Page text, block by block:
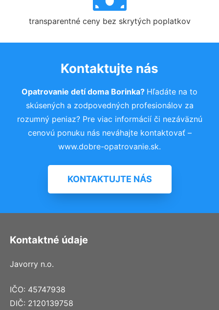
transparentné ceny bez skrytých poplatkov
Kontaktujte nás
Opatrovanie detí doma Borinka? Hľadáte na to
skúsených a zodpovedných profesionálov za
rozumný peniaz? Pre viac informácií či nezáväznú
cenovú ponuku nás neváhajte kontaktovať –
www.dobre-opatrovanie.sk.
KONTAKTUJTE NÁS
Kontaktné údaje
Javorry n.o.
IČO: 45747938
DIČ: 2120139758